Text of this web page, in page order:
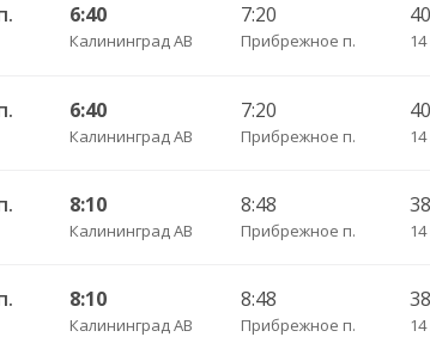
6:40
Калининград АВ
7:20
Прибрежное п.
6:40
Калининград АВ
7:20
Прибрежное п.
8:10
Калининград АВ
8:48
Прибрежное п.
8:10
Калининград АВ
8:48
Прибрежное п.